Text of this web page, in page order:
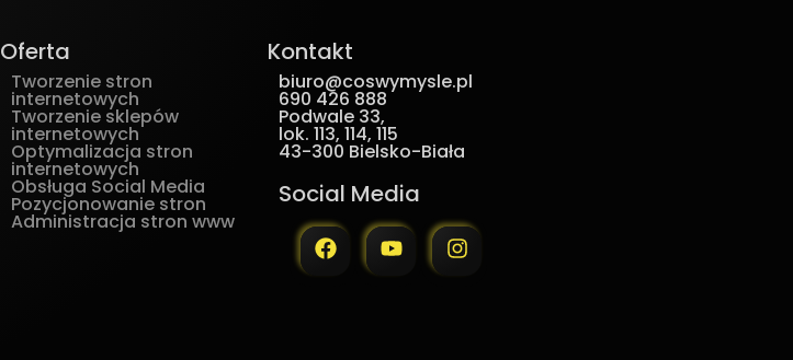
Oferta
Tworzenie stron
internetowych
Tworzenie sklepów
internetowych
Optymalizacja stron
internetowych
Obsługa Social Media
Pozycjonowanie stron
Administracja stron www
Kontakt
biuro@coswymysle.pl
690 426 888
Podwale 33,
lok. 113, 114, 115
43-300 Bielsko-Biała
Social Media